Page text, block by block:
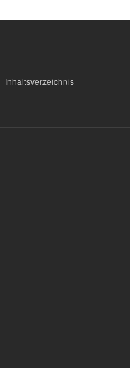
Inhaltsverzeichnis